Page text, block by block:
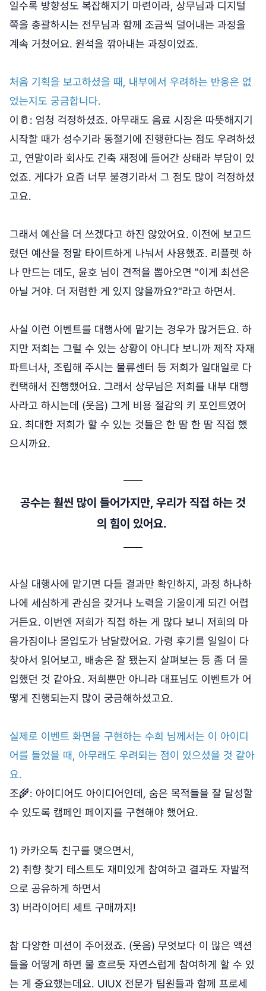
일수록 방향성도 복잡해지기 마련이라, 상무님과 디지털
쪽을 총괄하시는 전무님과 함께 조금씩 덜어내는 과정을
계속 거쳤어요. 원석을 깎아내는 과정이었죠.
처음 기획을 보고하셨을 때, 내부에서 우려하는 반응은 없
었는지도 궁금합니다.
이🥛: 엄청 걱정하셨죠. 아무래도 음료 시장은 따뜻해지기
시작할 때가 성수기라 동절기에 진행한다는 점도 우려하셨
고, 연말이라 회사도 긴축 재정에 들어간 상태라 부담이 있
었죠. 게다가 요즘 너무 불경기라서 그 점도 많이 걱정하셨
고요.
그래서 예산을 더 쓰겠다고 하진 않았어요. 이전에 보고드
렸던 예산을 정말 타이트하게 나눠서 사용했죠. 리플렛 하
나 만드는 데도, 윤호 님이 견적을 뽑아오면 "이게 최선은
아닐 거야. 더 저렴한 게 있지 않을까요?"라고 하면서.
사실 이런 이벤트를 대행사에 맡기는 경우가 많거든요. 하
지만 저희는 그럴 수 있는 상황이 아니다 보니까 제작 자재
파트너사, 조립해 주시는 물류센터 등 저희가 일대일로 다
컨택해서 진행했어요. 그래서 상무님은 저희를 내부 대행
사라고 하시는데 (웃음) 그게 비용 절감의 키 포인트였어
요. 최대한 저희가 할 수 있는 것들은 한 땀 한 땀 직접 했
으시까요.
공수는 훨씬 많이 들어가지만, 우리가 직접 하는 것
의 힘이 있어요.
사실 대행사에 맡기면 다들 결과만 확인하지, 과정 하나하
나에 세심하게 관심을 갖거나 노력을 기울이게 되긴 어렵
거든요. 이번엔 저희가 직접 하는 게 많다 보니 저희의 마
음가짐이나 몰입도가 남달랐어요. 가령 후기를 일일이 다
찾아서 읽어보고, 배송은 잘 됐는지 살펴보는 등 좀 더 몰
입했던 것 같아요. 저희뿐만 아니라 대표님도 이벤트가 어
떻게 진행되는지 많이 궁금해하셨고요.
실제로 이벤트 화면을 구현하는 수희 님께서는 이 아이디
어를 들었을 때, 아무래도 우려되는 점이 있으셨을 것 같아
요.
조🌾: 아이디어도 아이디어인데, 숨은 목적들을 잘 달성할
수 있도록 캠페인 페이지를 구현해야 했어요.
1) 카카오톡 친구를 맺으면서,
2) 취향 찾기 테스트도 재미있게 참여하고 결과도 자발적
으로 공유하게 하면서
3) 버라이어티 세트 구매까지!
참 다양한 미션이 주어졌죠. (웃음) 무엇보다 이 많은 액션
들을 어떻게 하면 물 흐르듯 자연스럽게 참여하게 할 수 있
는 게 중요했는데요. UIUX 전문가 팀원들과 함께 프로세